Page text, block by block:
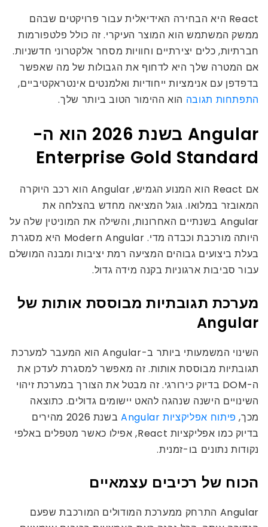
React היא הבחירה האידיאלית עבור פרויקטים שבהם
ממשק המשתמש הוא המוצר העיקרי. זה כולל פלטפורמות
חברתיות, כלים יצירתיים וחוויות מסחר אלקטרוני חדשניות.
אם המטרה שלך היא לדחוף את הגבולות של מה שאפשר
בדפדפן עם אנימציות ייחודיות ואלמנטים אינטראקטיביים,
התפתחות תגובה הוא ההימור הטוב ביותר שלך.
Angular בשנת 2026 הוא ה-
Enterprise Gold Standard
אם React הוא המנוע הגמיש, Angular הוא רכב היוקרה
המאובזר במלואו. גוגל המציאה מחדש בהצלחה את
Angular בשנתיים האחרונות, והשילה את המוניטין שלה על
היותה מורכבת וכבדה מדי. Modern Angular היא מסגרת
בעלת ביצועים גבוהים המציעה רמת יציבות ומבנה המושלם
עבור סביבות ארגוניות בקנה מידה גדול.
מערכת תגובתיות מבוססת אותות של
Angular
השינוי המשמעותי ביותר ב-Angular הוא המעבר למערכת
תגובתיות מבוססת אותות. זה מאפשר למסגרת לעדכן את
ה-DOM בדיוק כירורגי. זה מבטל את הצורך במערכת זיהוי
השינויים הישנה שנהגה להאט יישומים גדולים. כתוצאה
מכך, פיתוח אפליקציות Angular
בשנת 2026 מהירים
בדיוק כמו אפליקציות React, אפילו כאשר מטפלים באלפי
נקודות נתונים בו-זמנית.
הכוח של רכיבים עצמאיים
Angular התרחק ממערכת המודולים המורכבת שפעם